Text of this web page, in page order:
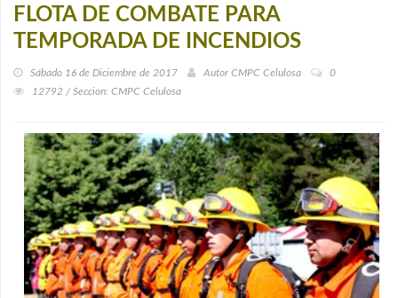
FLOTA DE COMBATE PARA
TEMPORADA DE INCENDIOS
Sábado 16 de Diciembre de 2017 Autor CMPC Celulosa
0
12792 / Seccion: CMPC Celulosa